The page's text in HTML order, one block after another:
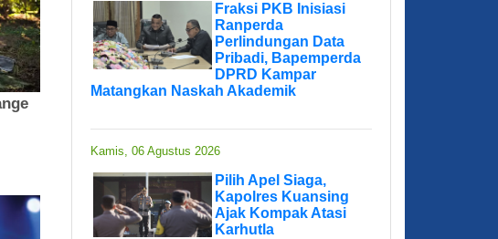
Fraksi PKB Inisiasi
Ranperda
Perlindungan Data
Pribadi, Bapemperda
DPRD Kampar
Matangkan Naskah Akademik
Kamis, 06 Agustus 2026
Pilih Apel Siaga,
Kapolres Kuansing
Ajak Kompak Atasi
Karhutla